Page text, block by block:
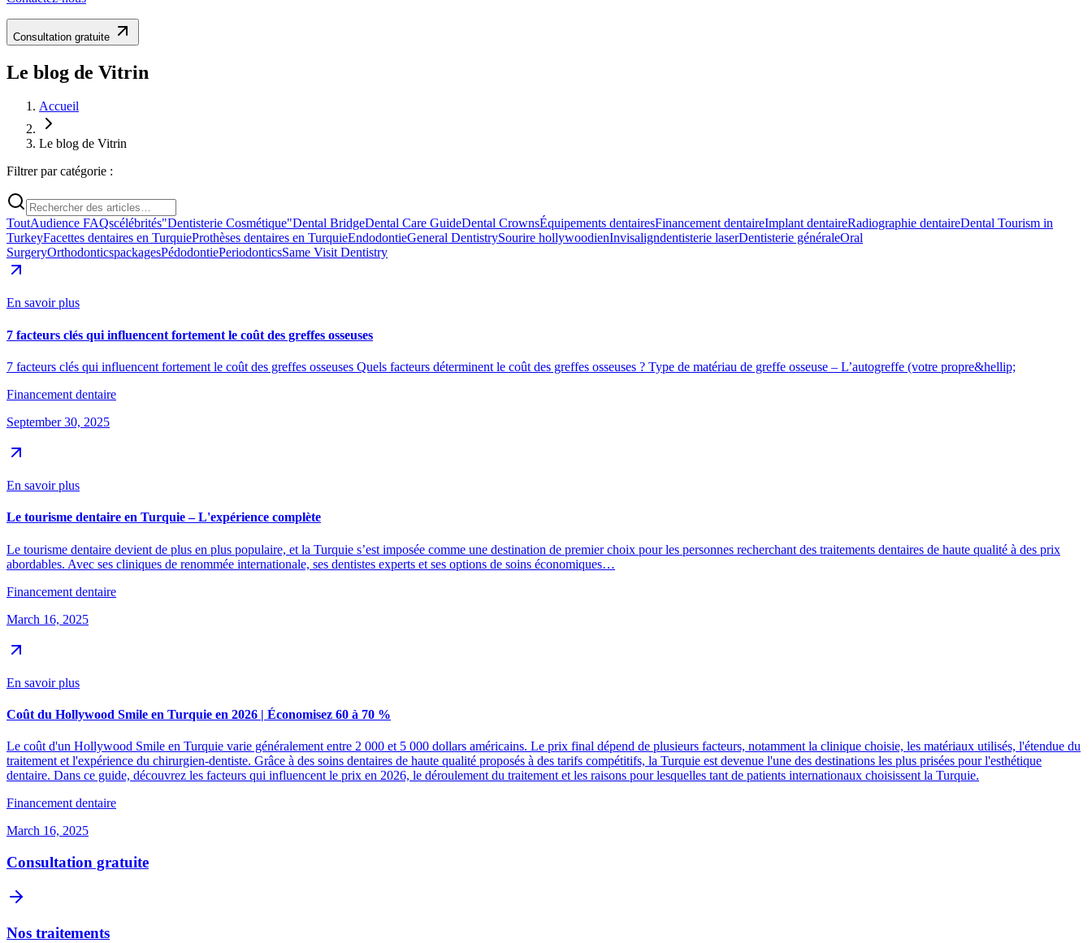
Consultation gratuite
Le blog de Vitrin
Accueil
Le blog de Vitrin
Filtrer par catégorie :
ToutAudience FAQscélébrités"Dentisterie Cosmétique"Dental BridgeDental Care GuideDental CrownsÉquipements dentairesFinancement dentaireImplant dentaireRadiographie dentaireDental Tourism in
TurkeyFacettes dentaires en TurquieProthèses dentaires en TurquieEndodontieGeneral DentistrySourire hollywoodienInvisaligndentisterie laserDentisterie généraleOral
SurgeryOrthodonticspackagesPédodontiePeriodonticsSame Visit Dentistry
En savoir plus
7 facteurs clés qui influencent fortement le coût des greffes osseuses
7 facteurs clés qui influencent fortement le coût des greffes osseuses Quels facteurs déterminent le coût des greffes osseuses ? Type de matériau de greffe osseuse – L’autogreffe (votre propre&hellip;
Financement dentaire
September 30, 2025
En savoir plus
Le tourisme dentaire en Turquie – L'expérience complète
Le tourisme dentaire devient de plus en plus populaire, et la Turquie s’est imposée comme une destination de premier choix pour les personnes recherchant des traitements dentaires de haute qualité à des prix
abordables. Avec ses cliniques de renommée internationale, ses dentistes experts et ses options de soins économiques…
Financement dentaire
March 16, 2025
En savoir plus
Coût du Hollywood Smile en Turquie en 2026 | Économisez 60 à 70 %
Le coût d'un Hollywood Smile en Turquie varie généralement entre 2 000 et 5 000 dollars américains. Le prix final dépend de plusieurs facteurs, notamment la clinique choisie, les matériaux utilisés, l'étendue du
traitement et l'expérience du chirurgien-dentiste. Grâce à des soins dentaires de haute qualité proposés à des tarifs compétitifs, la Turquie est devenue l'une des destinations les plus prisées pour l'esthétique
dentaire. Dans ce guide, découvrez les facteurs qui influencent le prix en 2026, le déroulement du traitement et les raisons pour lesquelles tant de patients internationaux choisissent la Turquie.
Financement dentaire
March 16, 2025
Consultation gratuite
Nos traitements